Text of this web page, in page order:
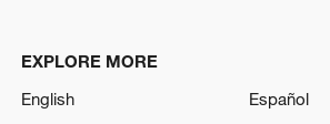
EXPLORE MORE
English
Español